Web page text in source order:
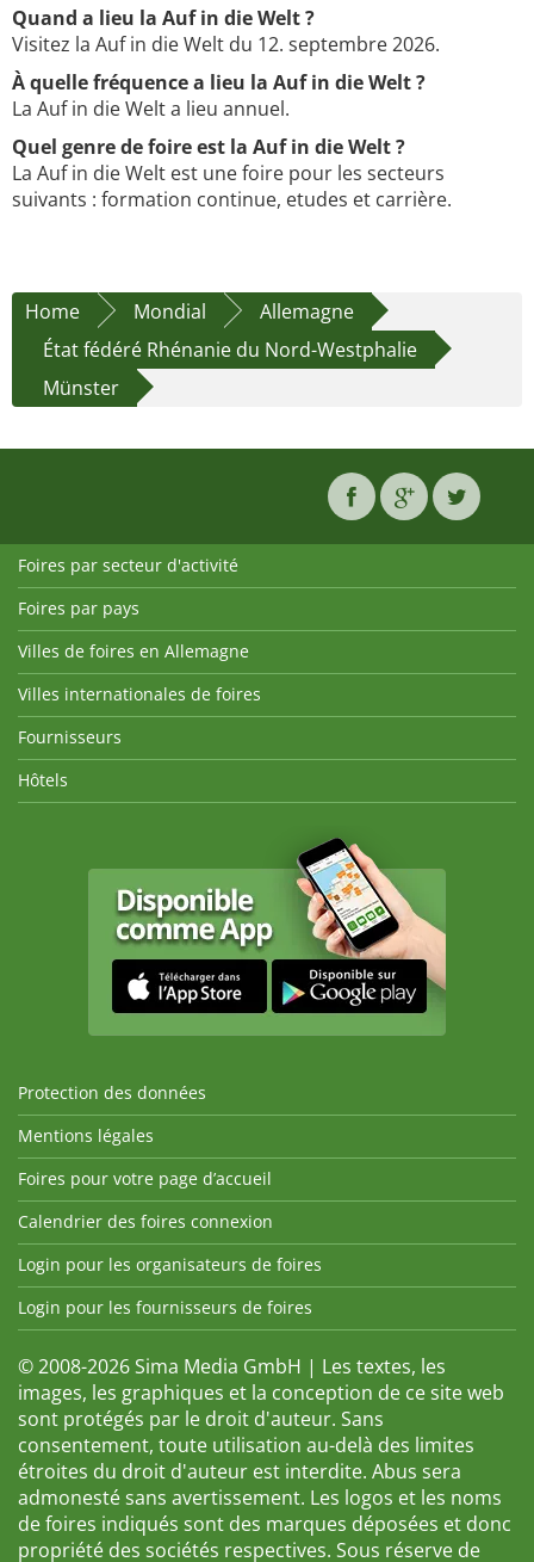
Quand a lieu la Auf in die Welt ?
Visitez la Auf in die Welt du 12. septembre 2026.
À quelle fréquence a lieu la Auf in die Welt ?
La Auf in die Welt a lieu annuel.
Quel genre de foire est la Auf in die Welt ?
La Auf in die Welt est une foire pour les secteurs
suivants : formation continue, etudes et carrière.
Home Mondial
Allemagne
État fédéré Rhénanie du Nord-Westphalie
Münster
Foires par secteur d'activité
Foires par pays
Villes de foires en Allemagne
Villes internationales de foires
Fournisseurs
Hôtels
Protection des données
Mentions légales
Foires pour votre page d’accueil
Calendrier des foires connexion
Login pour les organisateurs de foires
Login pour les fournisseurs de foires
© 2008-2026 Sima Media GmbH | Les textes, les
images, les graphiques et la conception de ce site web
sont protégés par le droit d'auteur. Sans
consentement, toute utilisation au-delà des limites
étroites du droit d'auteur est interdite. Abus sera
admonesté sans avertissement. Les logos et les noms
de foires indiqués sont des marques déposées et donc
propriété des sociétés respectives. Sous réserve de